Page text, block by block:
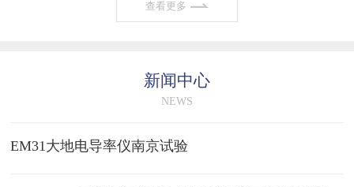
查看更多
新闻中心
NEWS
EM31大地电导率仪南京试验